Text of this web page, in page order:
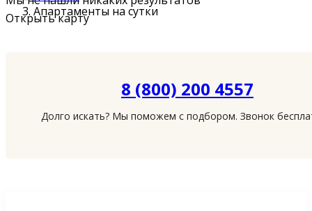
Открыть карту
Апартаменты на сутки
8 (800) 200 4557
Долго искать? Мы поможем с подбором. Звонок